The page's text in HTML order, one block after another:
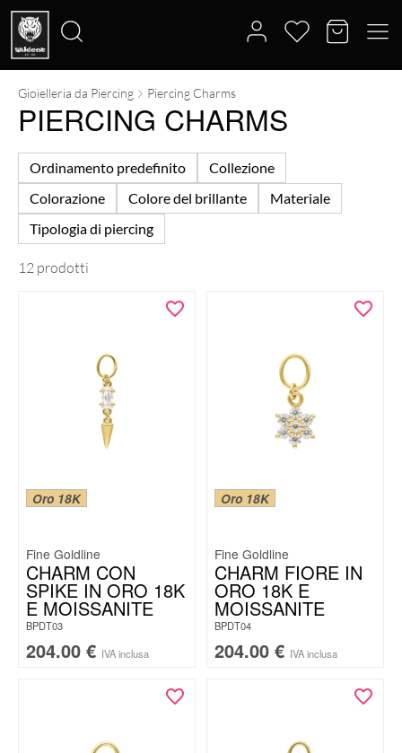
Cerca:
Gioielleria da Piercing Piercing Charms
PIERCING CHARMS
Ordinamento predefinito
Collezione
Colorazione
Colore del brillante
Materiale
Tipologia di piercing
12 prodotti
Oro 18K
Fine Goldline
CHARM CON
SPIKE IN ORO 18K
E MOISSANITE
BPDT03
204.00 € IVA inclusa
Oro 18K
Fine Goldline
CHARM FIORE IN
ORO 18K E
MOISSANITE
BPDT04
204.00 € IVA inclusa